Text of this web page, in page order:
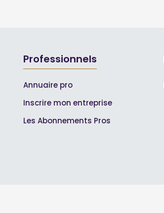
Professionnels
Annuaire pro
Inscrire mon entreprise
Les Abonnements Pros